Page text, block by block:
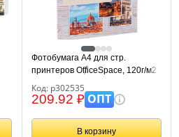
Фотобумага А4 для стр.
принтеров OfficeSpace, 120г/м2
Код: р302535
209.92 ₽ОПТ
В корзину